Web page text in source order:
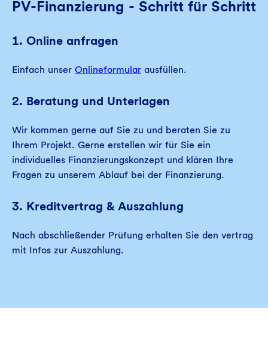
PV-Finanzierung - Schritt für Schritt
1. Online anfragen
Einfach unser Onlineformular ausfüllen.
2. Beratung und Unterlagen
Wir kommen gerne auf Sie zu und beraten Sie zu
Ihrem Projekt. Gerne erstellen wir für Sie ein
individuelles Finanzierungskonzept und klären Ihre
Fragen zu unserem Ablauf bei der Finanzierung.
3. Kreditvertrag & Auszahlung
Nach abschließender Prüfung erhalten Sie den vertrag
mit Infos zur Auszahlung.